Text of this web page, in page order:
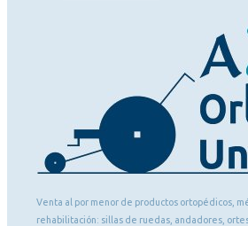
Venta al por menor de productos ortopédicos,
rehabilitación: sillas de ruedas, andadores,